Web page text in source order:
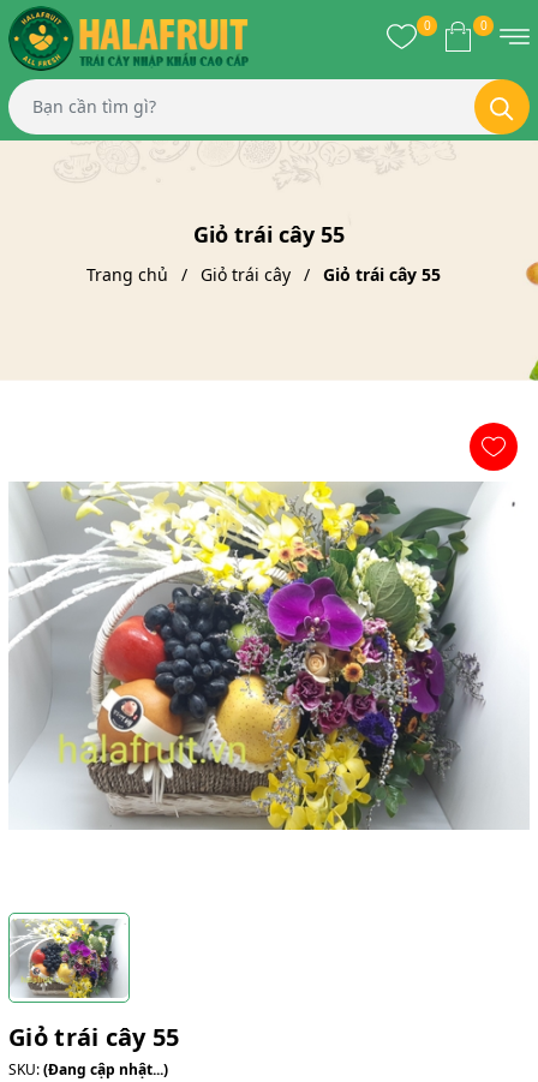
0 0
Giỏ trái cây 55
Trang chủ Giỏ trái cây Giỏ trái cây 55
Giỏ trái cây 55
SKU:(Đang cập nhật...)